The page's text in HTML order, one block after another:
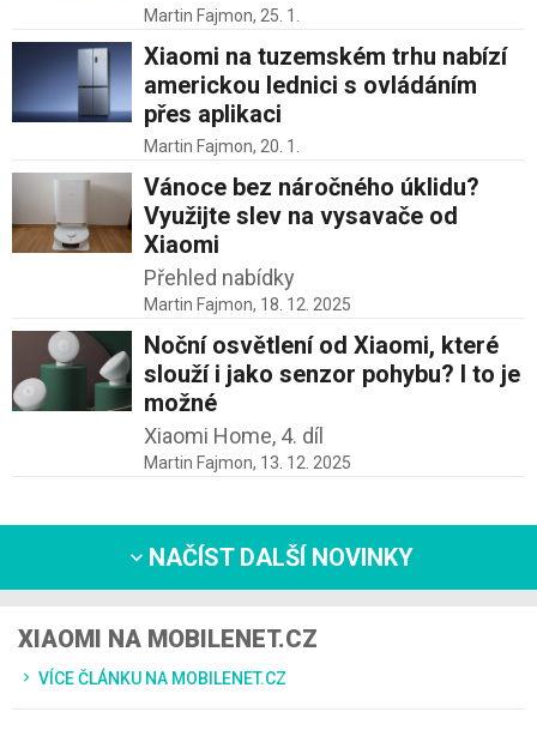
Martin Fajmon, 25. 1.
Xiaomi na tuzemském trhu nabízí
americkou lednici s ovládáním
přes aplikaci
Martin Fajmon, 20. 1.
Vánoce bez náročného úklidu?
Využijte slev na vysavače od
Xiaomi
Přehled nabídky
Martin Fajmon, 18. 12. 2025
Noční osvětlení od Xiaomi, které
slouží i jako senzor pohybu? I to je
možné
Xiaomi Home, 4. díl
Martin Fajmon, 13. 12. 2025
NAČÍST DALŠÍ NOVINKY
XIAOMI NA MOBILENET.CZ
VÍCE ČLÁNKU NA MOBILENET.CZ